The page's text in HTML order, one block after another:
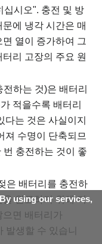
십시오". 충전 및 방
에 냉각 시간은 매
열이 증가하여 그
리 고장의 주요 원
하는 것)은 배터리
적을수록 배터리
다는 것은 사실이지
져 수명이 단축되므
번 충전하는 것이 좋
은 배터리를 충전하
완료하기 위해 더
면 배터리가
발생할 수 있습니
using our services,